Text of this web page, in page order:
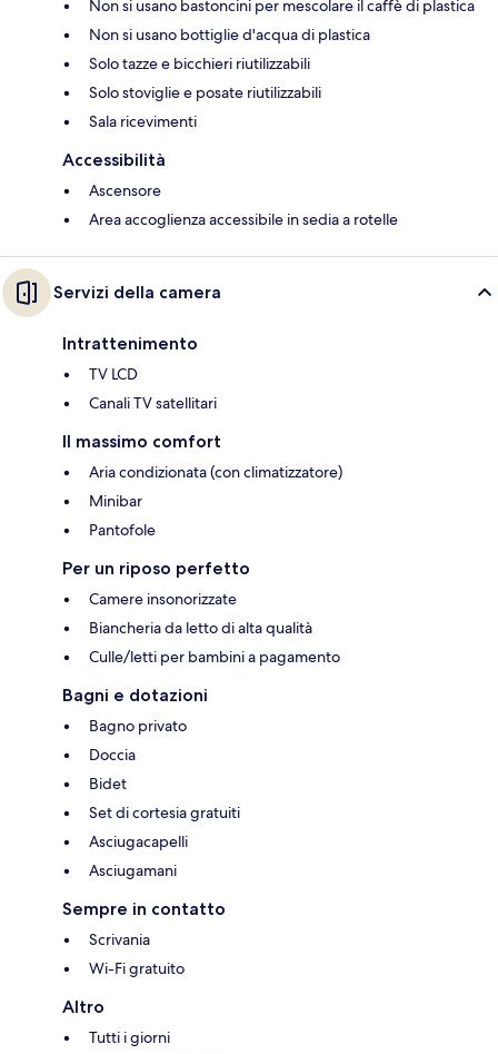
Non si usano bastoncini per mescolare il caffè di plastica
Non si usano bottiglie d'acqua di plastica
Solo tazze e bicchieri riutilizzabili
Solo stoviglie e posate riutilizzabili
Sala ricevimenti
Accessibilità
Ascensore
Area accoglienza accessibile in sedia a rotelle
Servizi della camera
Intrattenimento
TV LCD
Canali TV satellitari
Il massimo comfort
Aria condizionata (con climatizzatore)
Minibar
Pantofole
Per un riposo perfetto
Camere insonorizzate
Biancheria da letto di alta qualità
Culle/letti per bambini a pagamento
Bagni e dotazioni
Bagno privato
Doccia
Bidet
Set di cortesia gratuiti
Asciugacapelli
Asciugamani
Sempre in contatto
Scrivania
Wi-Fi gratuito
Altro
Tutti i giorni